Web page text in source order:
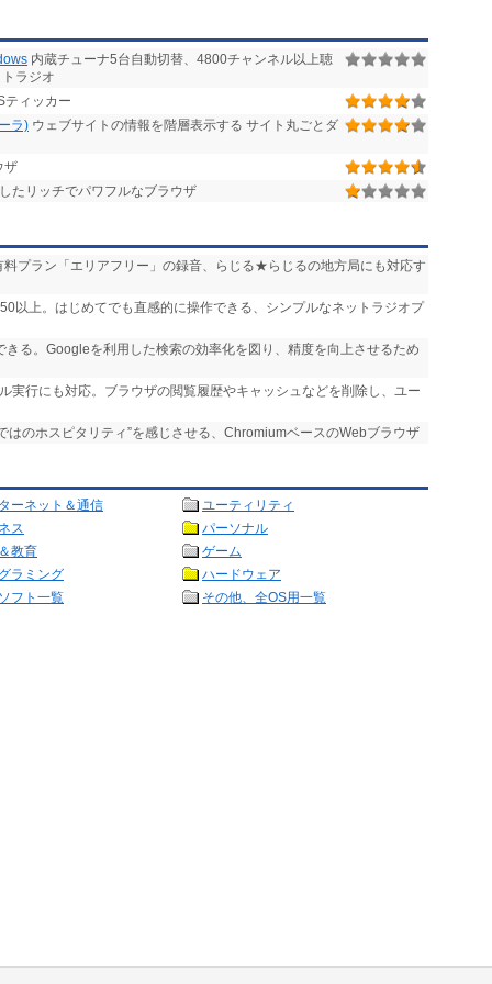
内蔵チューナ5台自動切替、4800チャンネル以上聴
ラジオ
ティッカー
ラ) ウェブサイトの情報を階層表示する サイト丸ごとダ
ザ
たリッチでパワフルなブラウザ
プラン「エリアフリー」の録音、らじる★らじるの地方局にも対応す
以上。はじめてでも直感的に操作できる、シンプルなネットラジオプ
る。Googleを利用した検索の効率化を図り、精度を向上させるため
実行にも対応。ブラウザの閲覧履歴やキャッシュなどを削除し、ユー
はのホスピタリティ”を感じさせる、ChromiumベースのWebブラウザ
ーネット＆通信
ユーティリティ
ス
パーソナル
教育
ゲーム
ラミング
ハードウェア
フト一覧
その他、全OS用一覧